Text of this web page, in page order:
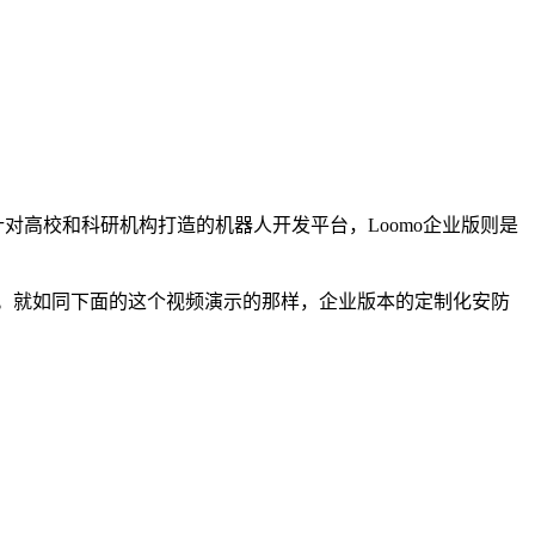
高校和科研机构打造的机器人开发平台，Loomo企业版则是
如同下面的这个视频演示的那样，企业版本的定制化安防